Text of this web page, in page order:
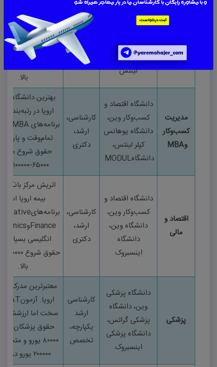
برق و
الکترونیک
دانشگاه فنی وین،
گراتس، دانشگاه
یوهانس کپلر
لینتس
کارشناسی،
ارشد،
دکتری
تجدیدپذیر و
(شرکتInfineon
ویلاخ) بسیار
حقوق شروع
بالا.
مدیریت
کسب‌وکار
وMBA
دانشگاه اقتصاد و
کسب‌وکار وین،
دانشگاه یوهانس
کپلر لینتس،
دانشگاهMODUL
کارشناسی،
ارشد،
دکتری
بهترین دانشگاه
اروپا در رتبه‌بندی
برنامه‌های MBA
تمام‌وقت و
حقوق شروع
۶۵۰۰۰-۱۰۰۰۰۰
اقتصاد و
مالی
دانشگاه اقتصاد و
کسب‌وکار وین،
دانشگاه وین،
دانشگاه
اینسبروک
کارشناسی،
ارشد،
دکتری
اتریش مرکز
بیمه اروپا است.
برنامه‌های
Financeو
انگلیسی بسیار
حقوق شروع۶۰۰۰۰
بالا.
پزشکی
دانشگاه پزشکی
وین، دانشگاه
پزشکی گراتس،
دانشگاه پزشکی
اینسبروک
کارشناسی
ارشد
یکپارچه،
تخصص
معتبرترین مدرک
اروپا. آزمون
سخت اما ارزشش را
حقوق پزشکان
۸۰۰۰۰ یورو و
۲۰۰۰۰۰ یورو در